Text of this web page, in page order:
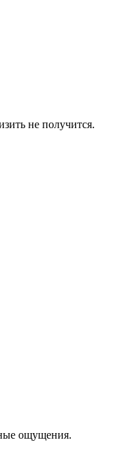
не получится.
ощущения.